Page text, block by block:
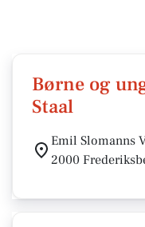
Børne og
Staal
Emil Slomanns
2000